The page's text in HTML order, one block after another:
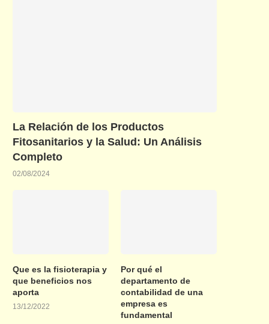
La Relación de los Productos
Fitosanitarios y la Salud: Un Análisis
Completo
02/08/2024
Que es la fisioterapia y
que beneficios nos
aporta
13/12/2022
Por qué el
departamento de
contabilidad de una
empresa es
fundamental